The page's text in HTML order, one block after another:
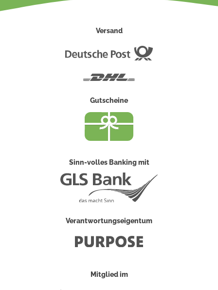
Versand
Gutscheine
Sinn-volles Banking mit
Verantwortungseigentum
Mitglied im